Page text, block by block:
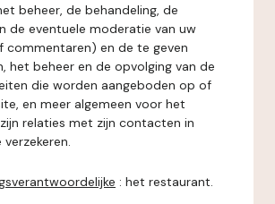
beheer, de behandeling, de
de eventuele moderatie van uw
commentaren) en de te geven
het beheer en de opvolging van de
die worden aangeboden op of
en meer algemeen voor het
relaties met zijn contacten in
: het restaurant.